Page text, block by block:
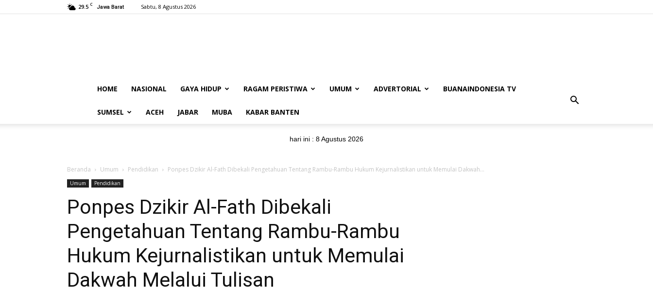
29.5 C Jawa Barat Sabtu, 8 Agustus 2026
HOME NASIONAL GAYA HIDUP RAGAM PERISTIWA UMUM ADVERTORIAL BUANAINDONESIA TV
SUMSEL ACEH JABAR MUBA KABAR BANTEN
hari ini : 8 Agustus 2026
Beranda Umum Pendidikan Ponpes Dzikir Al-Fath Dibekali Pengetahuan Tentang Rambu-Rambu Hukum Kejurnalistikan untuk Memulai Dakwah...
Umum Pendidikan
Ponpes Dzikir Al-Fath Dibekali
Pengetahuan Tentang Rambu-Rambu
Hukum Kejurnalistikan untuk Memulai
Dakwah Melalui Tulisan